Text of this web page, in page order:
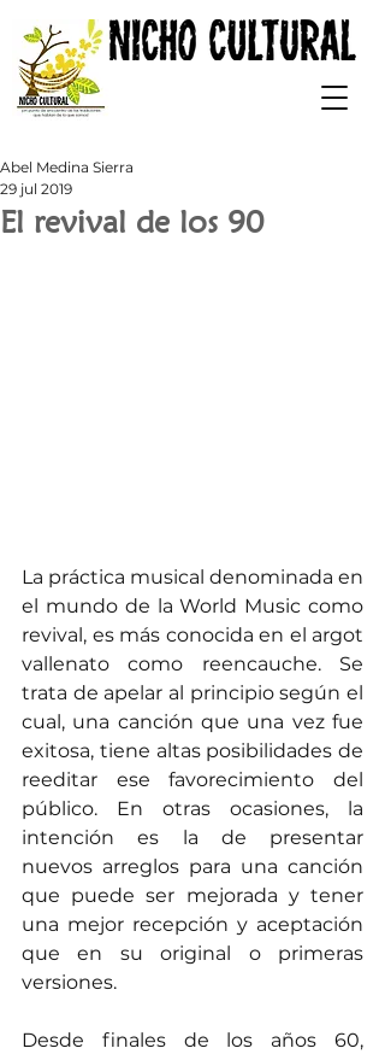
El revival de los 90
Abel Medina Sierra
29 jul 2019
La práctica musical denominada en
el mundo de la World Music como
revival, es más conocida en el argot
vallenato como reencauche. Se
trata de apelar al principio según el
cual, una canción que una vez fue
exitosa, tiene altas posibilidades de
reeditar ese favorecimiento del
público. En otras ocasiones, la
intención es la de presentar
nuevos arreglos para una canción
que puede ser mejorada y tener
una mejor recepción y aceptación
que en su original o primeras
versiones.
Desde finales de los años 60,